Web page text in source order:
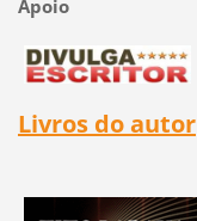
Apoio
Livros do autor